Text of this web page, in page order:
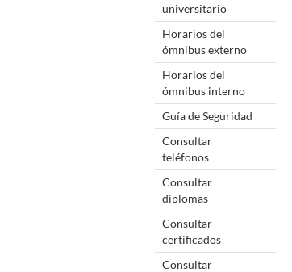
universitario
Horarios del
ómnibus externo
Horarios del
ómnibus interno
Guía de Seguridad
Consultar
teléfonos
Consultar
diplomas
Consultar
certificados
Consultar